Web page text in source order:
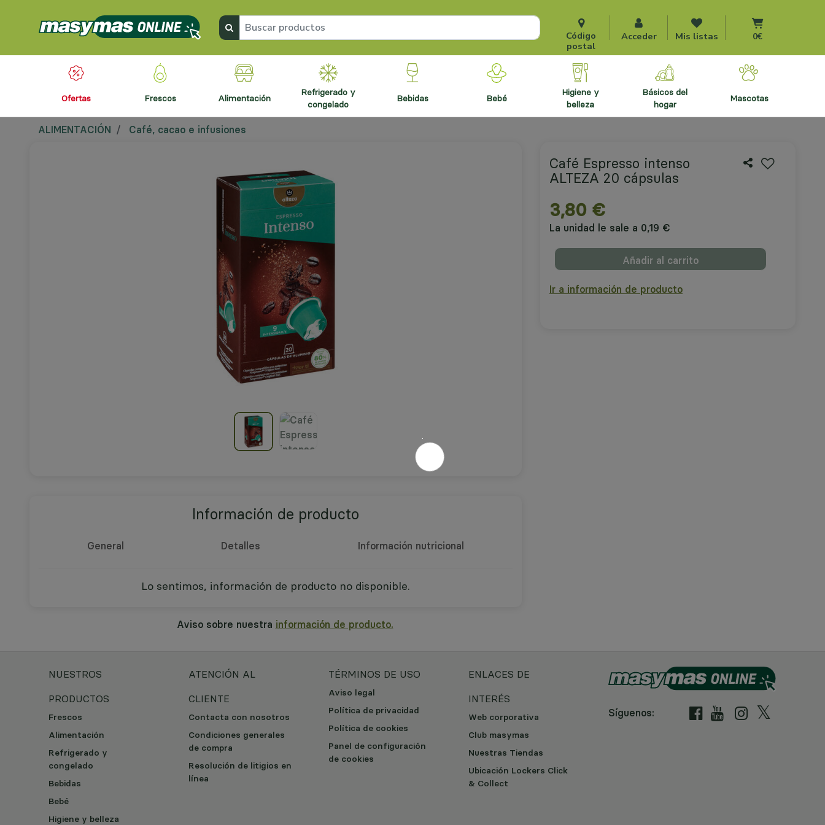
Código
postal
Acceder Mis listasIr al carrito
0€
ofertas frescos alimentación
refrigerado y
congelado
bebidas bebé
higiene y
belleza
básicos del
hogar
mascotas
ALIMENTACIÓN Café, cacao e infusiones
Café Espresso intenso
ALTEZA 20 cápsulas
3,80 €
La unidad le sale a 0,19 €
Añadir al carrito
Ir a información de producto
Información de producto
General Detalles Información nutricional
Lo sentimos, información de producto no disponible.
Aviso sobre nuestra información de producto.
NUESTROS
PRODUCTOS
Frescos
Alimentación
Refrigerado y
congelado
Bebidas
Bebé
Higiene y belleza
ATENCIÓN AL
CLIENTE
Contacta con nosotros
Condiciones generales
de compra
Resolución de litigios en
línea
TÉRMINOS DE USO
Aviso legal
Política de privacidad
Política de cookies
Panel de configuración
de cookies
ENLACES DE
INTERÉS
Web corporativa
Club masymas
Nuestras Tiendas
Ubicación Lockers Click
& Collect
Síguenos: